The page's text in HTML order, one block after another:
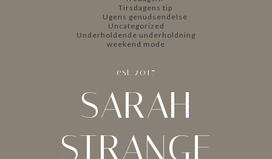
Tirsdagens tip
Ugens genudsendelse
Uncategorized
Underholdende underholdning
weekend mode
est 2017
SARAH
STRANGE